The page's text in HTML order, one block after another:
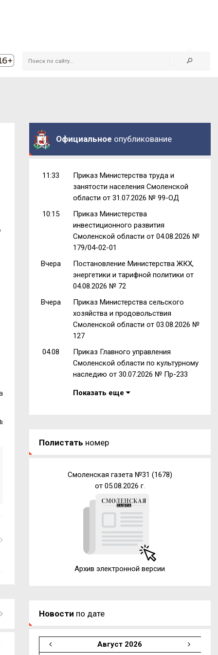
Официальное опубликование
11:33
Приказ Министерства труда и
занятости населения Смоленской
области от 31.07.2026 № 99-ОД
10:15
Приказ Министерства
инвестиционного развития
Смоленской области от 04.08.2026 №
179/04-02-01
Вчера
Постановление Министерства ЖКХ,
энергетики и тарифной политики от
04.08.2026 № 72
Вчера
Приказ Министерства сельского
хозяйства и продовольствия
Смоленской области от 03.08.2026 №
127
04.08
Приказ Главного управления
Смоленской области по культурному
наследию от 30.07.2026 № Пр-233
Показать еще
Полистать номер
Смоленская газета №31 (1678)
от 05.08.2026 г.
Архив электронной версии
Новости по дате
Август 2026